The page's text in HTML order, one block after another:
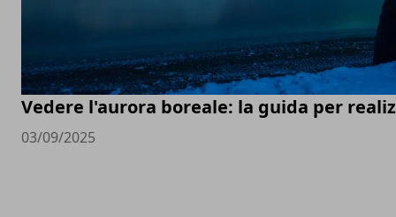
Vedere l'aurora boreale: la guida per
03/09/2025